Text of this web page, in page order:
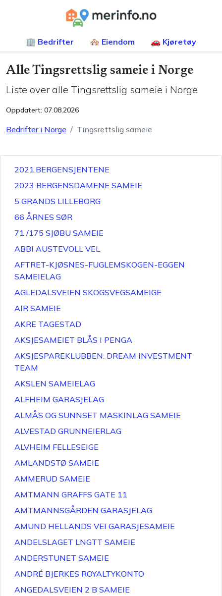
🏢 Bedrifter 🏘️ Eiendom 🚗 Kjøretøy
AlleTingsrettslig sameie i Norge
Liste over alle Tingsrettslig sameie i Norge
Oppdatert: 07.08.2026
Bedrifter i Norge Tingsrettslig sameie
2021.BERGENSJENTENE
2023 BERGENSDAMENE SAMEIE
5 GRANDS LILLEBORG
66 ÅRNES SØR
71 /175 SJØBU SAMEIE
ABBI AUSTEVOLL VEL
AFTRET-KJØSNES-FUGLEMSKOGEN-EGGEN
SAMEIELAG
AGLEDALSVEIEN SKOGSVEGSAMEIGE
AIR SAMEIE
AKRE TAGESTAD
AKSJESAMEIET BLÅS I PENGA
AKSJESPAREKLUBBEN: DREAM INVESTMENT
TEAM
AKSLEN SAMEIELAG
ALFHEIM GARASJELAG
ALMÅS OG SUNNSET MASKINLAG SAMEIE
ALVESTAD GRUNNEIERLAG
ALVHEIM FELLESEIGE
AMLANDSTØ SAMEIE
AMMERUD SAMEIE
AMTMANN GRAFFS GATE 11
AMTMANNSGÅRDEN GARASJELAG
AMUND HELLANDS VEI GARASJESAMEIE
ANDELSLAGET LNGTT SAMEIE
ANDERSTUNET SAMEIE
ANDRÉ BJERKES ROYALTYKONTO
ANGEDALSVEIEN 2 B SAMEIE